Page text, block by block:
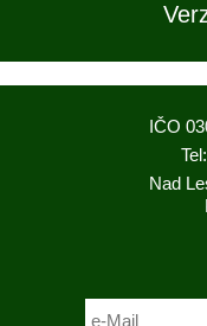
IČO
Nad